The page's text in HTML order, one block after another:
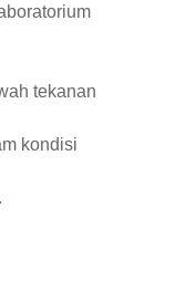
tekanan
kondisi